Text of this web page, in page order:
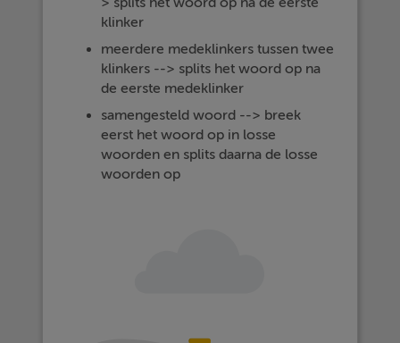
klinker
meerdere medeklinkers tussen twee
klinkers --> splits het woord op na
de eerste medeklinker
samengesteld woord --> breek
eerst het woord op in losse
woorden en splits daarna de losse
woorden op